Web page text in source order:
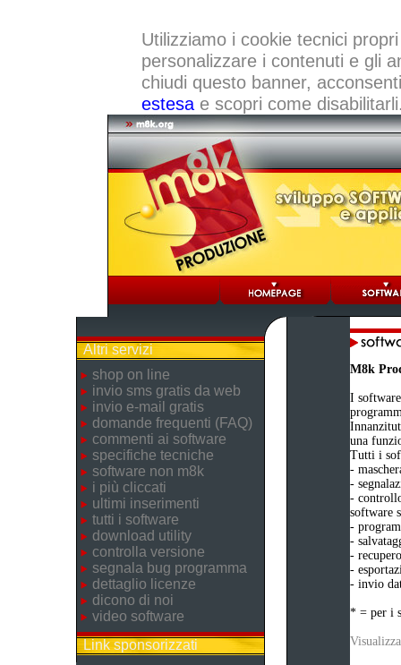
Utilizziamo i cookie tecnici
personalizzare i contenuti e gli
chiudi questo banner,
estesae scopri come
Altri servizi
shop on line
invio sms gratis da web
invio e-mail gratis
domande frequenti (FAQ)
commenti ai software
specifiche tecniche
software non m8k
i più cliccati
ultimi inserimenti
tutti i software
download utility
controlla versione
segnala bug programma
dettaglio licenze
dicono di noi
video software
Link sponsorizzati
M8k
I
una
Tutti i
-
-
-
software
-
-
-
-
- invio
* = per i